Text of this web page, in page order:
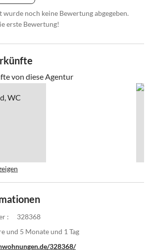
noch keine Bewertung abgegeben.
erste Bewertung!
von diese Agentur
:
328368
und 5 Monate und 1 Tag
328368/